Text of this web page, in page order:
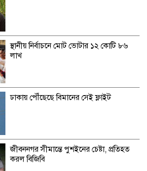
স্থানীয় নির্বাচনে মোট ভোটার ১২ কোটি ৮৬
লাখ
ঢাকায় পৌঁছেছে বিমানের সেই ফ্লাইট
জীবননগর সীমান্তে পুশইনের চেষ্টা, প্রতিহত
করল বিজিবি